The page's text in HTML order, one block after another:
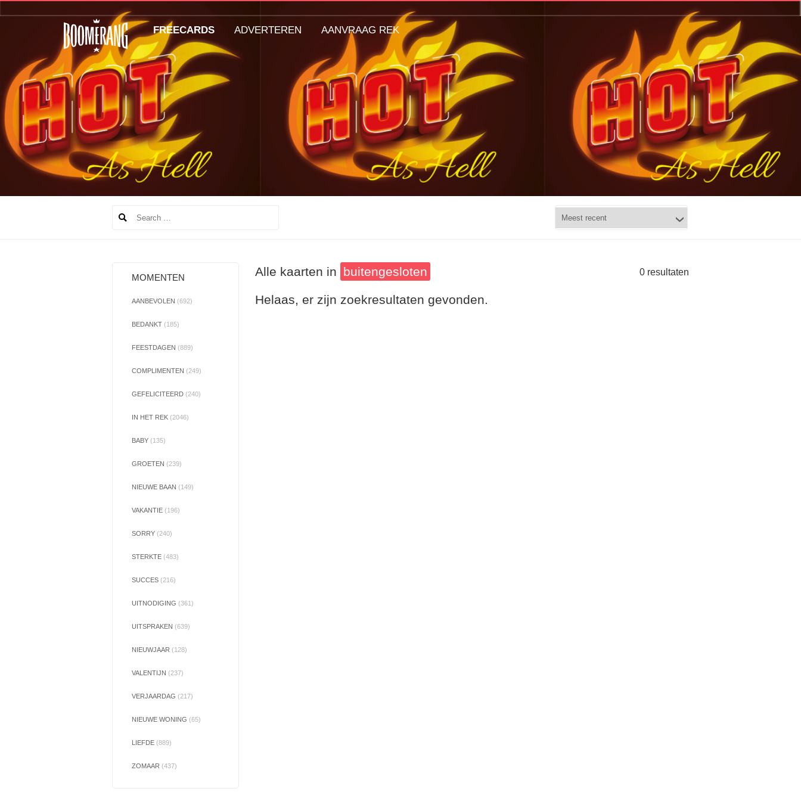
MOMENTEN
AANBEVOLEN (692)
BEDANKT (185)
FEESTDAGEN (889)
COMPLIMENTEN (249)
GEFELICITEERD (240)
IN HET REK (2046)
BABY (135)
GROETEN (239)
NIEUWE BAAN (149)
VAKANTIE (196)
SORRY (240)
STERKTE (483)
SUCCES (216)
UITNODIGING (361)
UITSPRAKEN (639)
NIEUWJAAR (128)
VALENTIJN (237)
VERJAARDAG (217)
NIEUWE WONING (65)
LIEFDE (889)
ZOMAAR (437)
Alle kaarten in buitengesloten 0 resultaten
Helaas, er zijn zoekresultaten gevonden.
FREECARDS ADVERTEREN AANVRAAG REK